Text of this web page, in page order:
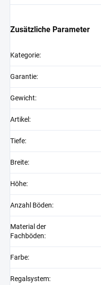
Zusätzliche Parameter
Kategorie:
Garantie:
Gewicht:
Artikel :
Tiefe:
Breite:
Höhe:
Anzahl Böden:
Material der
Fachböden:
Farbe:
Regalsystem: